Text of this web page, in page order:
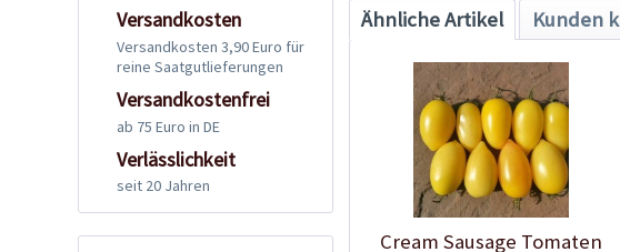
Versandkosten
Versandkosten 3,90 Euro für
reine Saatgutlieferungen
Versandkostenfrei
ab 75 Euro in DE
Verlässlichkeit
seit 20 Jahren
Ähnliche Artikel Kunden
Cream Sausage Tomaten